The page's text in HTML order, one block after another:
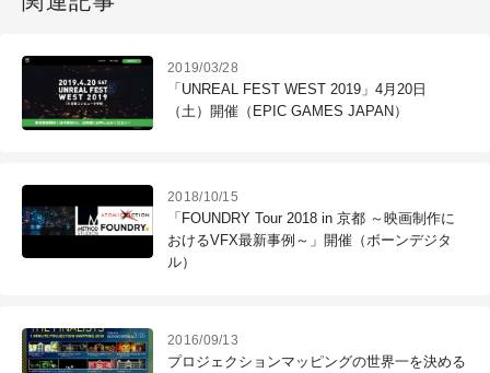
2019/03/28
「UNREAL FEST WEST 2019」4月20日
（土）開催（EPIC GAMES JAPAN）
2018/10/15
「FOUNDRY Tour 2018 in 京都 ～映画制作に
おけるVFX最新事例～」開催（ボーンデジタ
ル）
2016/09/13
プロジェクションマッピングの世界一を決める